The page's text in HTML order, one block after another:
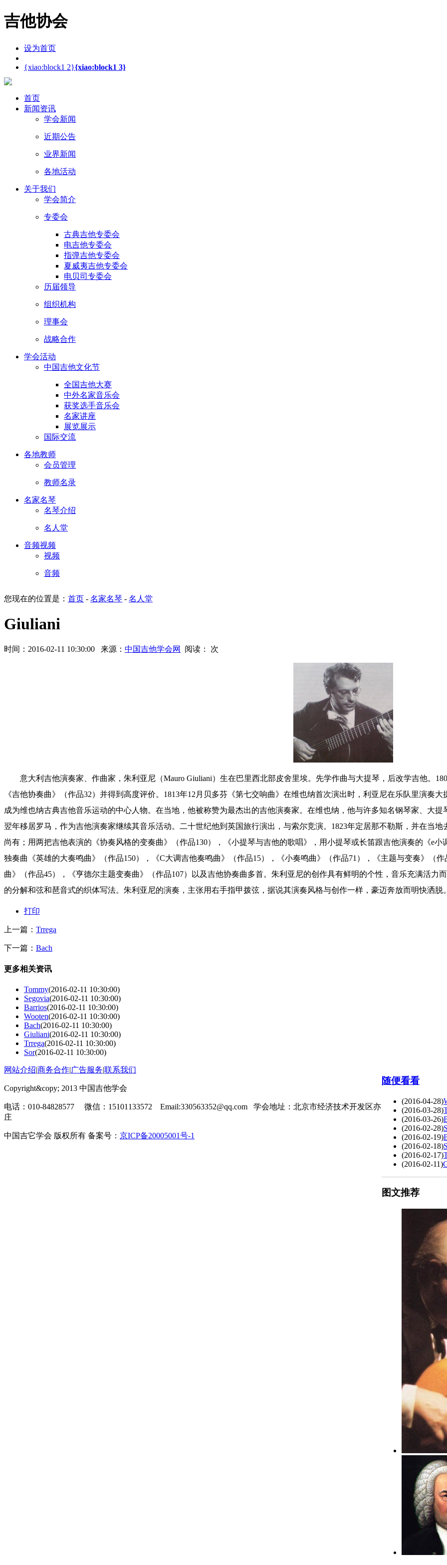
吉他协会
设为首页
{xiao:block1 2}{xiao:block1 3}
首页
新闻资讯
学会新闻
近期公告
业界新闻
各地活动
关于我们
学会简介
专委会
古典吉他专委会
电吉他专委会
指弹吉他专委会
夏威夷吉他专委会
电贝司专委会
历届领导
组织机构
理事会
战略合作
学会活动
中国吉他文化节
全国吉他大赛
中外名家音乐会
获奖选手音乐会
名家讲座
展览展示
国际交流
各地教师
会员管理
教师名录
名家名琴
名琴介绍
名人堂
音频视频
视频
音频
您现在的位置是： 首页 - 名家名琴 - 名人堂
Giuliani
时间：2016-02-11 10:30:00 来源： 中国吉他学会网 阅读： 次
意大利吉他演奏家、作曲家 ， 朱利亚尼（Mauro Giuliani）生在巴里西北部皮舍里埃。先学作曲与大提琴，后改学吉他。
《吉他协奏曲》（作品32）并得到高度评价。1813年12月贝多芬《第七交响曲》在维也纳首次演出时，利亚尼在乐队里演奏
成为维也纳古典吉他音乐运动的中心人物。在当地，他被称赞为最杰出的吉他演奏家。在维也纳，他与许多知名钢琴家、大提
翌年移居罗马，作为吉他演奏家继续其音乐活动。二十世纪他到英国旅行演出，与索尔竞演。1823年定居那不勒斯，并在当
尚有；用两把吉他表演的《协奏风格的变奏曲》（作品130），《小提琴与吉他的歌唱》，用小提琴或长笛跟吉他演奏的《e
独奏曲《英雄的大奏鸣曲》（作品150），《C大调吉他奏鸣曲》（作品15），《小奏鸣曲》（作品71），《主题与变奏》（
曲》（作品45），《亨德尔主题变奏曲》（作品107）以及吉他协奏曲多首。朱利亚尼的创作具有鲜明的个性，音乐充满活力
的分解和弦和琶音式的织体写法。朱利亚尼的演奏，主张用右手指甲拨弦，据说其演奏风格与创作一样，豪迈奔放而明快洒脱。
打印
上一篇： Trrega
下一篇： Bach
更多相关资讯
Tommy(2016-02-11 10:30:00)
Segovia(2016-02-11 10:30:00)
Barrios(2016-02-11 10:30:00)
Wooten(2016-02-11 10:30:00)
Bach(2016-02-11 10:30:00)
Giuliani(2016-02-11 10:30:00)
Trrega(2016-02-11 10:30:00)
Sor(2016-02-11 10:30:00)
随便看看
(2016-04-28)
(2016-03-28)
(2016-03-26)
(2016-02-28)
(2016-02-19)
(2016-02-18)
(2016-02-17)
(2016-02-11)
图文推荐
网站介绍|商务合作|广告服务|联系我们
Copyright&copy; 2013 中国吉他学会
电话：010-84828577 微信：15101133572 Email:330563352@qq.com 学会地址：北京市经济技术开发区亦
庄
中国吉它学会 版权所有 备案号： 京ICP备20005001号-1